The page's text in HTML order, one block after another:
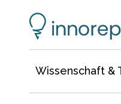
Wissenschaft &